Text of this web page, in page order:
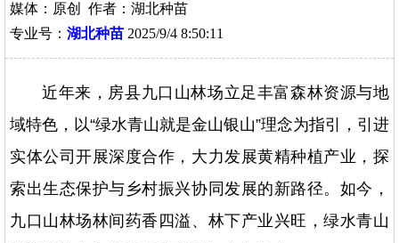
媒体：原创 作者：湖北种苗
专业号： 湖北种苗 2025/9/4 8:50:11
近年来，房县九口山林场立足丰富森林资源与地
域特色，以“绿水青山就是金山银山”理念为指引，引进
实体公司开展深度合作，大力发展黄精种植产业，探
索出生态保护与乡村振兴协同发展的新路径。如今，
九口山林场林间药香四溢、林下产业兴旺，绿水青山